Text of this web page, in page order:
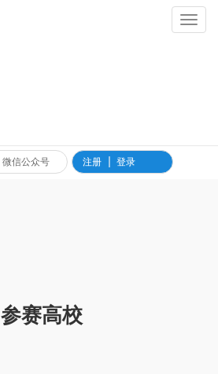
微信公众号 注册 登录
参赛高校